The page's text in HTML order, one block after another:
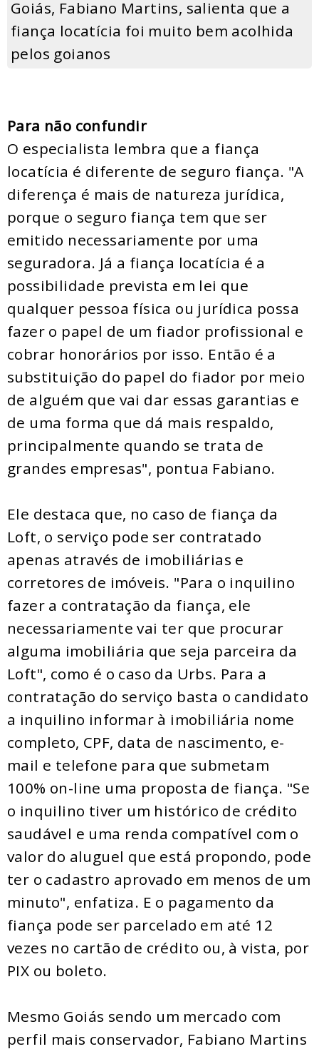
Goiás, Fabiano Martins, salienta que a
fiança locatícia foi muito bem acolhida
pelos goianos
Para não confundir
O especialista lembra que a fiança
locatícia é diferente de seguro fiança. "A
diferença é mais de natureza jurídica,
porque o seguro fiança tem que ser
emitido necessariamente por uma
seguradora. Já a fiança locatícia é a
possibilidade prevista em lei que
qualquer pessoa física ou jurídica possa
fazer o papel de um fiador profissional e
cobrar honorários por isso. Então é a
substituição do papel do fiador por meio
de alguém que vai dar essas garantias e
de uma forma que dá mais respaldo,
principalmente quando se trata de
grandes empresas", pontua Fabiano.
Ele destaca que, no caso de fiança da
Loft, o serviço pode ser contratado
apenas através de imobiliárias e
corretores de imóveis. "Para o inquilino
fazer a contratação da fiança, ele
necessariamente vai ter que procurar
alguma imobiliária que seja parceira da
Loft", como é o caso da Urbs. Para a
contratação do serviço basta o candidato
a inquilino informar à imobiliária nome
completo, CPF, data de nascimento, e-
mail e telefone para que submetam
100% on-line uma proposta de fiança. "Se
o inquilino tiver um histórico de crédito
saudável e uma renda compatível com o
valor do aluguel que está propondo, pode
ter o cadastro aprovado em menos de um
minuto", enfatiza. E o pagamento da
fiança pode ser parcelado em até 12
vezes no cartão de crédito ou, à vista, por
PIX ou boleto.
Mesmo Goiás sendo um mercado com
perfil mais conservador, Fabiano Martins